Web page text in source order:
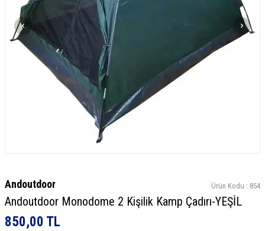
Andoutdoor Ürün Kodu : 854
Andoutdoor Monodome 2 Kişilik Kamp Çadırı-YEŞİL
850,00 TL